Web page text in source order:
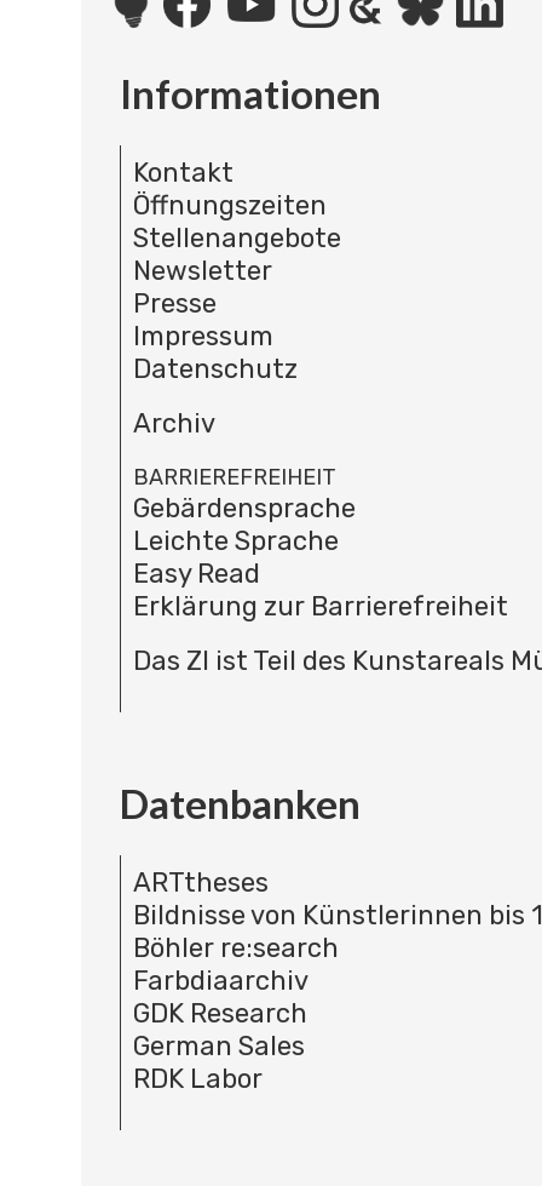
Informationen
Kontakt
Öffnungszeiten
Stellenangebote
Newsletter
Presse
Impressum
Datenschutz
Archiv
BARRIEREFREIHEIT
Gebärdensprache
Leichte Sprache
Easy Read
Erklärung zur Barrierefreiheit
Das ZI ist Teil des Kunstareals
Datenbanken
ARTtheses
Bildnisse von Künstlerinnen bis
Böhler re:search
Farbdiaarchiv
GDK Research
German Sales
RDK Labor